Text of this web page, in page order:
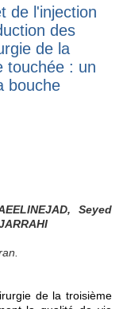
de l'injection
des
de la
touchée : un
bouche
Seyed
de la troisième